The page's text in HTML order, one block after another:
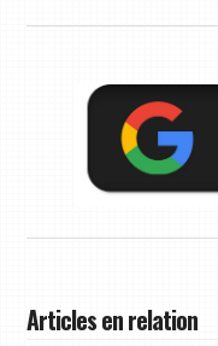
Articles en relation